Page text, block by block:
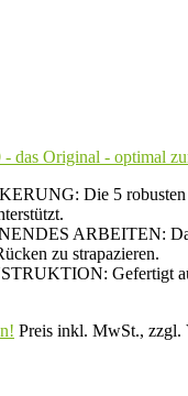
das Original - optimal
Die 5 robusten
ARBEITEN:
zu strapazieren.
Gefertigt
Preis inkl. MwSt., zzgl.